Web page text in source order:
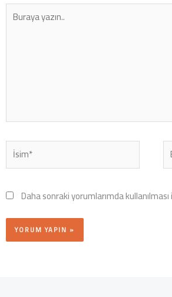
Buraya
yazın..
İsim* E-
Daha sonraki yorumlarımda